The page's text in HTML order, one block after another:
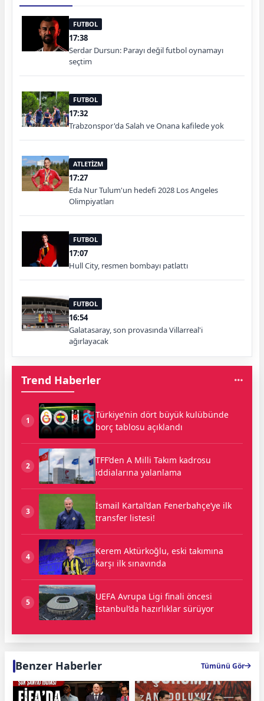
FUTBOL
17:38
Serdar Dursun: Parayı değil futbol oynamayı
seçtim
FUTBOL
17:32
Trabzonspor'da Salah ve Onana kafilede yok
ATLETİZM
17:27
Eda Nur Tulum'un hedefi 2028 Los Angeles
Olimpiyatları
FUTBOL
17:07
Hull City, resmen bombayı patlattı
FUTBOL
16:54
Galatasaray, son provasında Villarreal'i
ağırlayacak
Trend Haberler
1
Türkiye’nin dört büyük kulübünde
borç tablosu açıklandı
2
TFF’den A Milli Takım kadrosu
iddialarına yalanlama
3
İsmail Kartal’dan Fenerbahçe’ye ilk
transfer listesi!
4
Kerem Aktürkoğlu, eski takımına
karşı ilk sınavında
5
UEFA Avrupa Ligi finali öncesi
İstanbul’da hazırlıklar sürüyor
Benzer Haberler Tümünü Gör